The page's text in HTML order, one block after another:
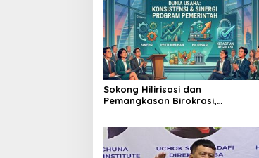
Sokong Hilirisasi dan
Pemangkasan Birokrasi,